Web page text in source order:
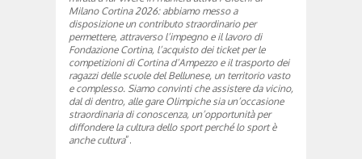
Milano Cortina 2026: abbiamo messo a
disposizione un contributo straordinario per
permettere, attraverso l’impegno e il lavoro di
Fondazione Cortina, l’acquisto dei ticket per le
competizioni di Cortina d’Ampezzo e il trasporto dei
ragazzi delle scuole del Bellunese, un territorio vasto
e complesso. Siamo convinti che assistere da vicino,
dal di dentro, alle gare Olimpiche sia un’occasione
straordinaria di conoscenza, un’opportunità per
diffondere la cultura dello sport perché lo sport è
anche cultura”.